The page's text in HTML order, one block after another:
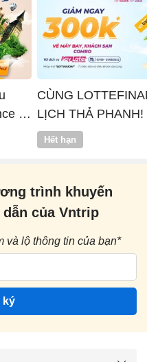
x
CÙNG
LỊCH THẢ PHANH!
Hết hạn
trình khuyến
của Vntrip
và lộ thông tin của bạn*
ký